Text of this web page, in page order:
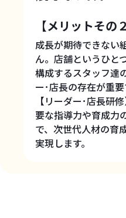
【メリットそ
成長が期待できない
ん。店舗というひと
構成するスタッフ達
ー･店長の存在が重
【リーダー･店長研
要な指導力や育成力
で、次世代人材の育
実現します。